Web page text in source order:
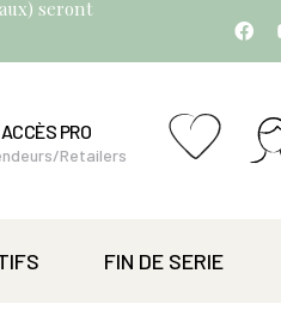
seront
ACCÈS PRO
Retailers
FIN DE SERIE